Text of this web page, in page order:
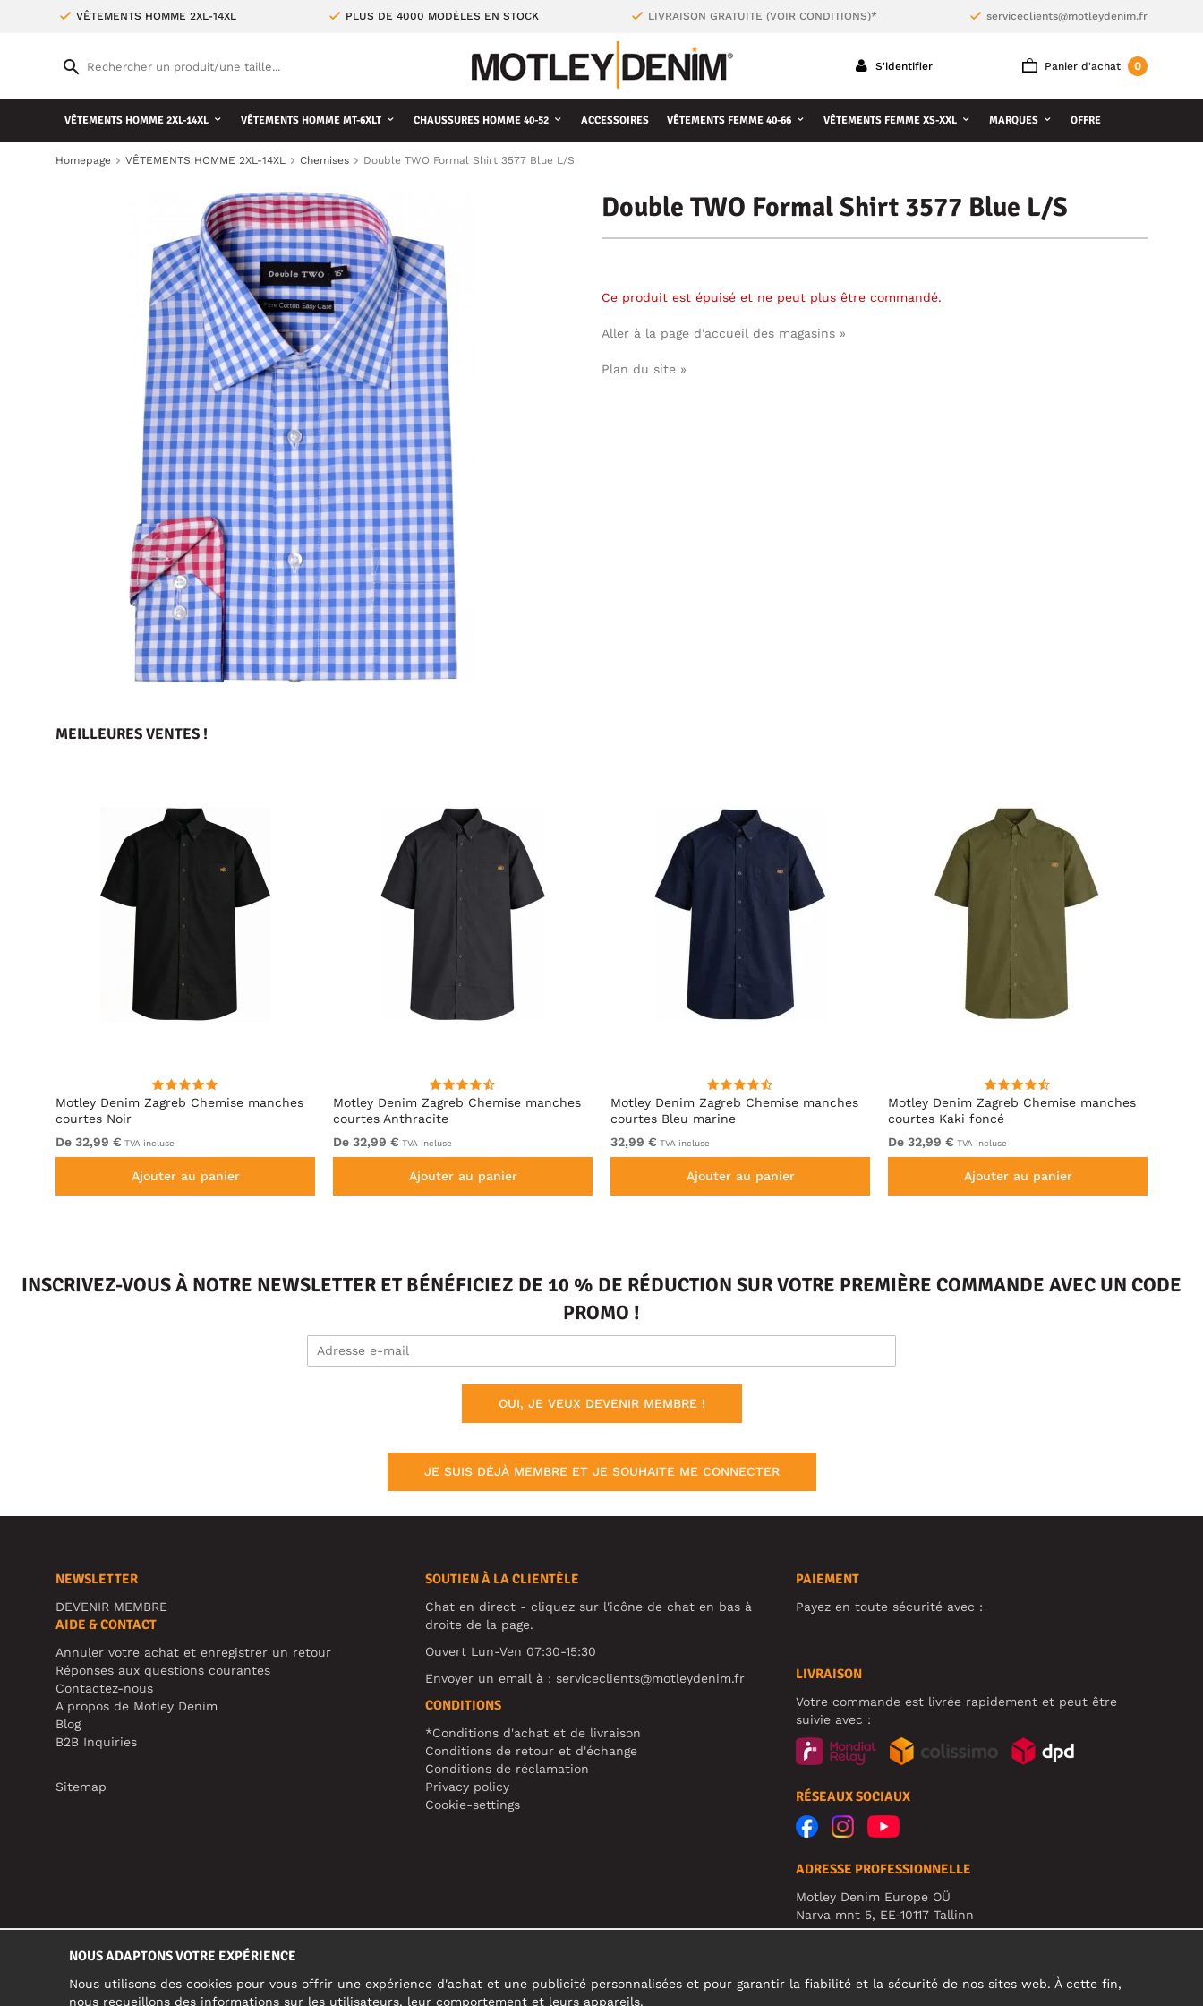
VÊTEMENTS HOMME 2XL-14XL PLUS DE 4000 MODÈLES EN STOCK LIVRAISON GRATUITE (VOIR CONDITIONS)* serviceclients@motleydenim.fr
Panier d'achat 0
S'identifier
VÊTEMENTS HOMME 2XL-14XL VÊTEMENTS HOMME MT-6XLT CHAUSSURES HOMME 40-52 ACCESSOIRES VÊTEMENTS FEMME 40-66 VÊTEMENTS FEMME XS-XXL MARQUES OFFRE
Homepage VÊTEMENTS HOMME 2XL-14XL Chemises Double TWO Formal Shirt 3577 Blue L/S
Double TWO Formal Shirt 3577 Blue L/S
Ce produit est épuisé et ne peut plus être commandé.
Aller à la page d'accueil des magasins »
Plan du site »
MEILLEURES VENTES !
Motley Denim Zagreb Chemise manches
courtes Noir
De 32,99 € TVA incluse
Ajouter au panier
Motley Denim Zagreb Chemise manches
courtes Anthracite
De 32,99 € TVA incluse
Ajouter au panier
Motley Denim Zagreb Chemise manches
courtes Bleu marine
32,99 € TVA incluse
Ajouter au panier
Motley Denim Zagreb Chemise manches
courtes Kaki foncé
De 32,99 € TVA incluse
Ajouter au panier
INSCRIVEZ-VOUS À NOTRE NEWSLETTER ET BÉNÉFICIEZ DE 10 % DE RÉDUCTION SUR VOTRE PREMIÈRE COMMANDE AVEC UN CODE
PROMO !
OUI, JE VEUX DEVENIR MEMBRE !
JE SUIS DÉJÀ MEMBRE ET JE SOUHAITE ME CONNECTER
NEWSLETTER
DEVENIR MEMBRE
AIDE & CONTACT
Annuler votre achat et enregistrer un retour
Réponses aux questions courantes
Contactez-nous
A propos de Motley Denim
Blog
B2B Inquiries
Sitemap
SOUTIEN À LA CLIENTÈLE
Chat en direct - cliquez sur l'icône de chat en bas à
droite de la page.
Ouvert Lun-Ven 07:30-15:30
Envoyer un email à :serviceclients@motleydenim.fr
CONDITIONS
*Conditions d'achat et de livraison
Conditions de retour et d'échange
Conditions de réclamation
Privacy policy
Cookie-settings
PAIEMENT
Payez en toute sécurité avec :
LIVRAISON
Votre commande est livrée rapidement et peut être
suivie avec :
RÉSEAUX SOCIAUX
ADRESSE PROFESSIONNELLE
Motley Denim Europe OÜ
Narva mnt 5, EE-10117 Tallinn
Reg: 12356245
cette adresse !
NOUS ADAPTONS VOTRE EXPÉRIENCE
Nous utilisons des cookies pour vous offrir une expérience d'achat et une publicité personnalisées et pour garantir la fiabilité et la sécurité de nos sites web. À cette fin,
nous recueillons des informations sur les utilisateurs, leur comportement et leurs appareils.